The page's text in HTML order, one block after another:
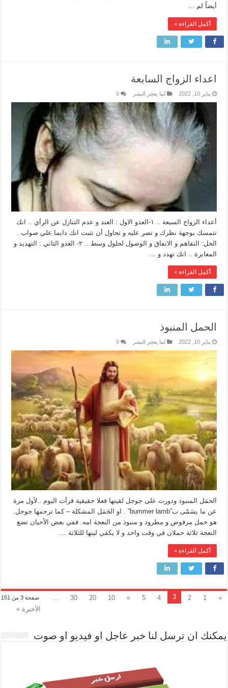
أيضاً لم …
أكمل القراءة »
اعداء الزواج السابعة
يناير 10, 2022 لما يعجز البشر 0
أعداء الزواج السبعة .. ١-العدو الاول : العند و عدم التنازل عن الرأي .. انك
تتمسك بوجهة نظرك و تصر عليه و تحاول أن تثبت انك دايما علي صواب .
الحل: التفاهم و الاتفاق و الوصول لحلول وسط .. ٢- العدو الثاني : التهديد و
المعايرة .. انك تهدد و …
أكمل القراءة »
الحمل المنبوذ
يناير 10, 2022 لما يعجز البشر 0
الحمَل المنبوذ ودورت على جوجل لقيتها فعلا حقيقية قرأت اليوم ..لأول مرة
عن ما يسَمّى ب”bummer lamb” . او الحَمَل المشكلة – كما ترجمها جوجل.
هو حمل مرفوض و مطرود و منبوذ من النعجة امه. ففي بعض الأحيان تضع
النعجة ثلاثة حملان في وقت واحد و لا يكفي لبنها للثلاثة …
أكمل القراءة »
صفحة 3 من 151 «
1
2
3
4
5
»
10
20
30
...
الأخيرة »
يمكنك ان ترسل لنا خبر عاجل او فيديو او صوت